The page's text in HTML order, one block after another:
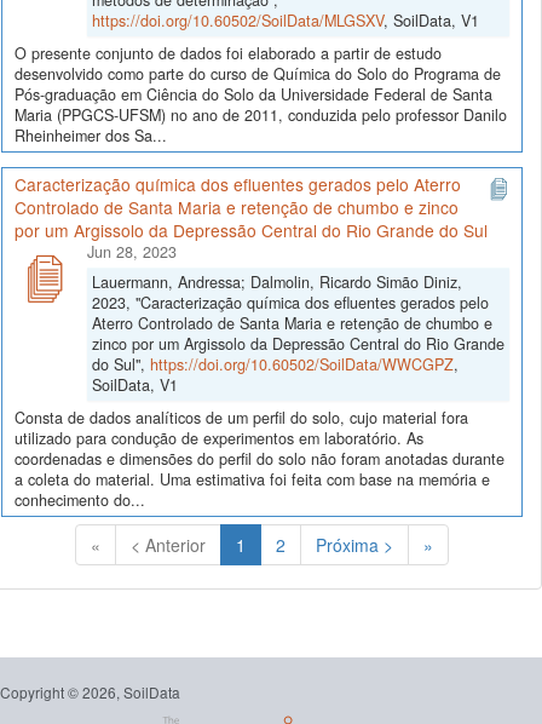
https://doi.org/10.60502/SoilData/MLGSXV, SoilData, V1
O presente conjunto de dados foi elaborado a partir de estudo
desenvolvido como parte do curso de Química do Solo do Programa de
Pós-graduação em Ciência do Solo da Universidade Federal de Santa
Maria (PPGCS-UFSM) no ano de 2011, conduzida pelo professor Danilo
Rheinheimer dos Sa...
Caracterização química dos efluentes gerados pelo Aterro
Controlado de Santa Maria e retenção de chumbo e zinco
por um Argissolo da Depressão Central do Rio Grande do Sul
Jun 28, 2023
Lauermann, Andressa; Dalmolin, Ricardo Simão Diniz,
2023, "Caracterização química dos efluentes gerados pelo
Aterro Controlado de Santa Maria e retenção de chumbo e
zinco por um Argissolo da Depressão Central do Rio Grande
do Sul", https://doi.org/10.60502/SoilData/WWCGPZ,
SoilData, V1
Consta de dados analíticos de um perfil do solo, cujo material fora
utilizado para condução de experimentos em laboratório. As
coordenadas e dimensões do perfil do solo não foram anotadas durante
a coleta do material. Uma estimativa foi feita com base na memória e
conhecimento do...
« < Anterior 1 (Atual)
2 Próxima > »
Copyright © 2026, SoilData